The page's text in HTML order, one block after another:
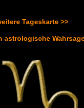
Tageskarte >>
astrologische